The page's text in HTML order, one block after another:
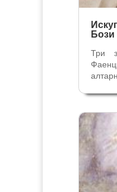
Бози
Три
знаю
души,